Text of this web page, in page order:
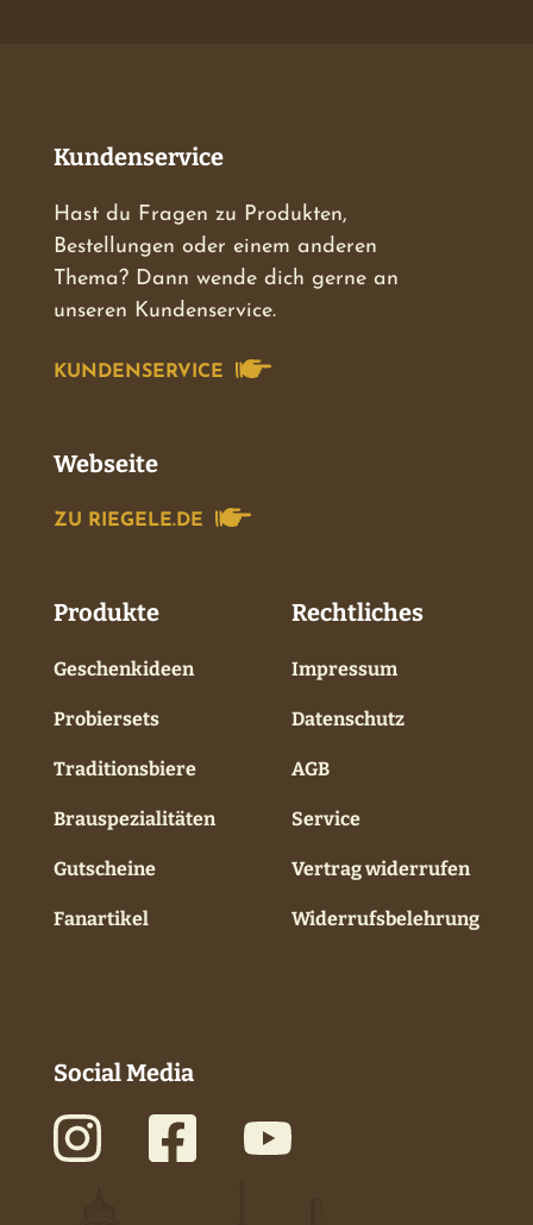
Kundenservice
Hast du Fragen zu Produkten,
Bestellungen oder einem anderen
Thema? Dann wende dich gerne an
unseren Kundenservice.
KUNDENSERVICE
Webseite
ZU RIEGELE.DE
Produkte
Geschenkideen
Probiersets
Traditionsbiere
Brauspezialitäten
Gutscheine
Fanartikel
Rechtliches
Impressum
Datenschutz
AGB
Service
Vertrag widerrufen
Widerrufsbelehrung
Social Media